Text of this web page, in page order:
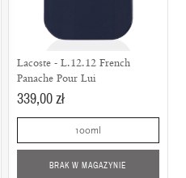
Lacoste - L.12.12 French
Panache Pour Lui
339,00 zł
100ml
BRAK W MAGAZYNIE